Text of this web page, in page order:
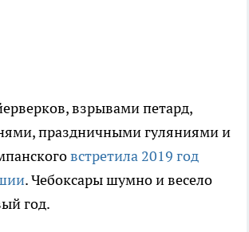
взрывами петард,
праздничными гуляниями и
встретила 2019 год
. Чебоксары шумно и весело
год.